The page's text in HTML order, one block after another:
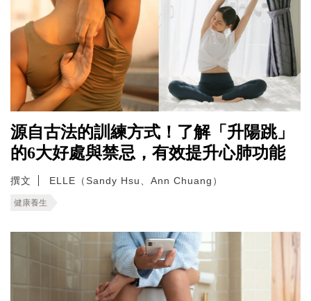
源自古法的訓練方式！了解「升陽跳」
的6大好處與禁忌，有效提升心肺功能
撰文 ELLE（Sandy Hsu、Ann Chuang）
健康養生